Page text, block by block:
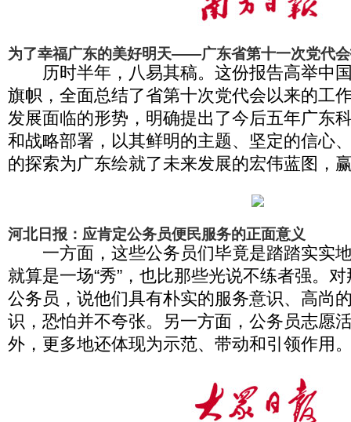
为了幸福广东的美好明天——广东省第十一次党代
历时半年，八易其稿。这份报告高举中
旗帜，全面总结了省第十次党代会以来的工
发展面临的形势，明确提出了今后五年广东
和战略部署，以其鲜明的主题、坚定的信心
的探索为广东绘就了未来发展的宏伟蓝图，
河北日报：应肯定公务员便民服务的正面意义
一方面，这些公务员们毕竟是踏踏实实
就算是一场“秀”，也比那些光说不练者强。
公务员，说他们具有朴实的服务意识、高尚
识，恐怕并不夸张。另一方面，公务员志愿
外，更多地还体现为示范、带动和引领作用